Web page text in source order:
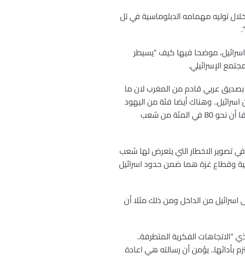
توليه مهمامه الدبلوماسية في تل
هو عرض تجربته “الفريدة والمثيرة” التي استمرت 31 شهرا في اسرائيل، موضحا فيها كيف “يسيطر
الإسرائيلي.
بصديق عربي قادم من المغرب لان ما
وهناك أيضا فئة من اليهود
المتدينين تعرف باسم ناطوري كارتا.. تعيش في اسرائيل ولا تعترف بدولتها.. ويرفضون الصهيونية” مضيفا أن نحو 80 في المئة من شعب
تصوير الاخطار التي يتعرض لها شعب
وقطاع غزة هما ضمن حدود اسرائيل
من الداخل ومن ذلك مثلا أن
الفكرية المتطرفة..
بأدائها.. يؤمن أن رسالته هي اعادة